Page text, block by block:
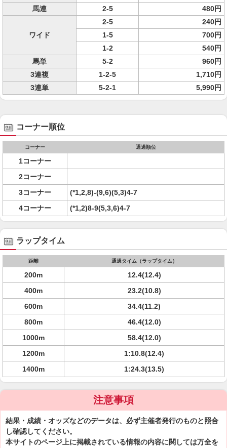
馬連
2-5 480円
ワイド
2-5
240円
1-5
700円
1-2
540円
馬単
5-2
960円
3連複
1-2-5
1,710円
3連単
5-2-1 5,990円
コーナー順位
コーナー 通過順位
1コーナー
2コーナー
3コーナー
(*1,2,8)-(9,6)(5,3)4-7
4コーナー
(*1,2)8-9(5,3,6)4-7
ラップタイム
距離 通過タイム（ラップタイム）
200m
12.4(12.4)
400m
23.2(10.8)
600m
34.4(11.2)
800m
46.4(12.0)
1000m
58.4(12.0)
1200m
1:10.8(12.4)
1400m
1:24.3(13.5)
注意事項
結果・成績・オッズなどのデータは、必ず主催者発行のものと照合
し確認してください。
本サイトのページ上に掲載されている情報の内容に関しては万全を